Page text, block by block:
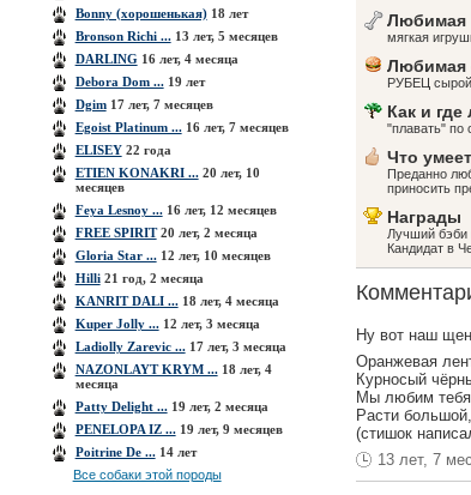
Bonny (хорошенькая)18 лет
Bronson Richi ...13 лет, 5 месяцев
DARLING16 лет, 4 месяца
Debora Dom ...19 лет
Dgim17 лет, 7 месяцев
Egoist Platinum ...16 лет, 7 месяцев
ELISEY22 года
ETIEN KONAKRI ...20 лет, 10
месяцев
Feya Lesnoy ...16 лет, 12 месяцев
FREE SPIRIT20 лет, 2 месяца
Gloria Star ...12 лет, 10 месяцев
Hilli21 год, 2 месяца
KANRIT DALI ...18 лет, 4 месяца
Kuper Jolly ...12 лет, 3 месяца
Ladiolly Zarevic ...17 лет, 3 месяца
NAZONLAYT KRYM ...18 лет, 4
месяца
Patty Delight ...19 лет, 2 месяца
PENELOPA IZ ...19 лет, 9 месяцев
Poitrine De ...14 лет
Все собаки этой породы
Любимая
мягкая
Любимая
РУБЕЦ сырой
Как и где
"плавать" по
Что умеет
Преданно
приносить
Награды
Лучший
Кандидат в
Ну вот наш
Оранжевая
Курносый
Мы любим
Расти
(стишок
13 лет, 7